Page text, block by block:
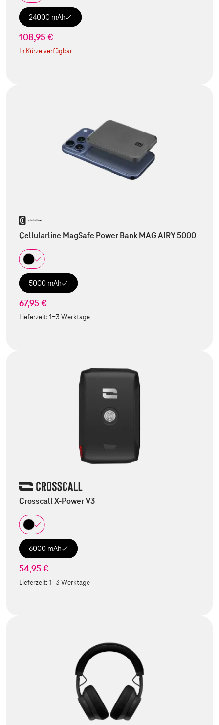
24000 mAh
108,95 €
In Kürze verfügbar
Cellularline MagSafe Power Bank MAG AIRY 5000
5000 mAh
67,95 €
Lieferzeit:1-3 Werktage
Crosscall X-Power V3
6000 mAh
54,95 €
Lieferzeit:1-3 Werktage